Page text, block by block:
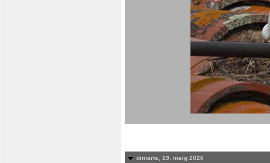
dimarts, 19. maig 2026